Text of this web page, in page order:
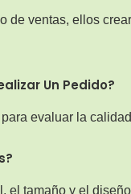
de ventas, ellos
Un Pedido?
evaluar la
el tamaño y el